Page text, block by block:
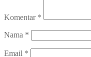
Komentar *
Nama *
Email *